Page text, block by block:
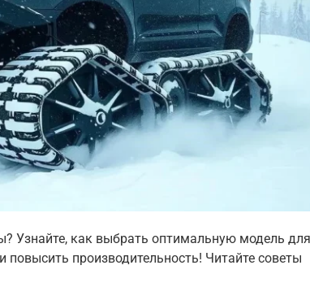
Узнайте, как выбрать оптимальную модель для
производительность! Читайте советы